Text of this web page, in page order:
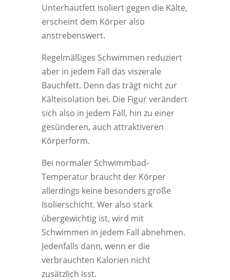
Unterhautfett isoliert gegen die Kälte,
erscheint dem Körper also
anstrebenswert.
Regelmäßiges Schwimmen reduziert
aber in jedem Fall das viszerale
Bauchfett. Denn das trägt nicht zur
Kälteisolation bei. Die Figur verändert
sich also in jedem Fall, hin zu einer
gesünderen, auch attraktiveren
Körperform.
Bei normaler Schwimmbad-
Temperatur braucht der Körper
allerdings keine besonders große
Isolierschicht. Wer also stark
übergewichtig ist, wird mit
Schwimmen in jedem Fall abnehmen.
Jedenfalls dann, wenn er die
verbrauchten Kalorien nicht
zusätzlich isst.